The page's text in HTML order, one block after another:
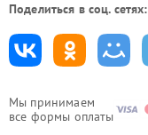
Мы принимаем
все формы оплаты
Поделиться в соц. сетях: